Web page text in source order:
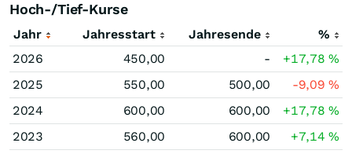
Hoch-/Tief-Kurse
Jahr Jahresstart Jahresende
%
2026
450,00 - +17,78%
2025
550,00 500,00 -9,09%
2024
600,00 600,00 +17,78%
2023
560,00 600,00 +7,14%